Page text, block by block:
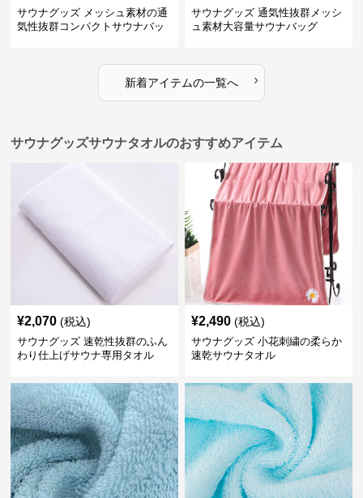
サウナグッズ メッシュ素材の通
気性抜群コンパクトサウナバッ
サウナグッズ 通気性抜群メッシ
ュ素材大容量サウナバッグ
新着アイテムの一覧へ ›
サウナグッズサウナタオルのおすすめアイテム
¥2,070 (税込)
サウナグッズ 速乾性抜群のふん
わり仕上げサウナ専用タオル
¥2,490 (税込)
サウナグッズ 小花刺繍の柔らか
速乾サウナタオル